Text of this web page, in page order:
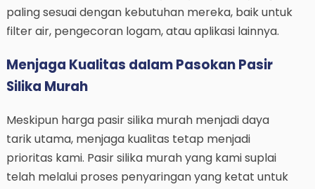
paling sesuai dengan kebutuhan mereka, baik untuk
filter air, pengecoran logam, atau aplikasi lainnya.
Menjaga Kualitas dalam Pasokan Pasir
Silika Murah
Meskipun harga pasir silika murah menjadi daya
tarik utama, menjaga kualitas tetap menjadi
prioritas kami. Pasir silika murah yang kami suplai
telah melalui proses penyaringan yang ketat untuk